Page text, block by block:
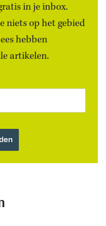
in je inbox.
niets op het gebied
hebben
artikelen.